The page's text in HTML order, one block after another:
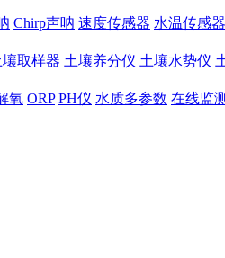
Chirp声呐 速度传感器 水温传感器
壤取样器 土壤养分仪 土壤水势仪
氧 ORP PH仪 水质多参数 在线监测